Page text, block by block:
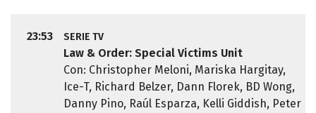
23:53 SERIE TV
Law & Order: Special Victims Unit
Con: Christopher Meloni, Mariska Hargitay,
Ice-T, Richard Belzer, Dann Florek, BD Wong,
Danny Pino, Raúl Esparza, Kelli Giddish, Peter